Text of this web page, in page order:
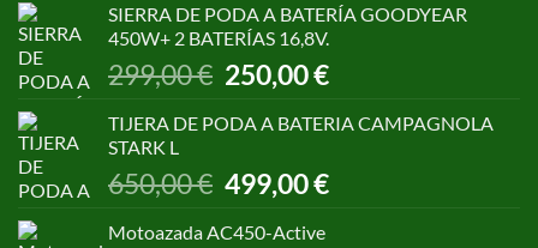
era:
1.055,00 €.
es:
SIERRA DE PODA A BATERÍA GOODYEAR
450W+ 2 BATERÍAS 16,8V.
299,00€ El
precio
original
250,00€El
precio
actual
TIJERA DE PODA A BATERIA CAMPAGNOLA
STARK L
650,00€
El
precio
original
499,00€El
precio
Motoazada AC450-Active